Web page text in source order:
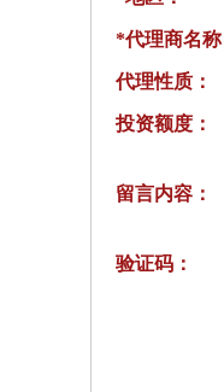
*代理商名称
代理性质：
投资额度：
留言内容：
验证码：